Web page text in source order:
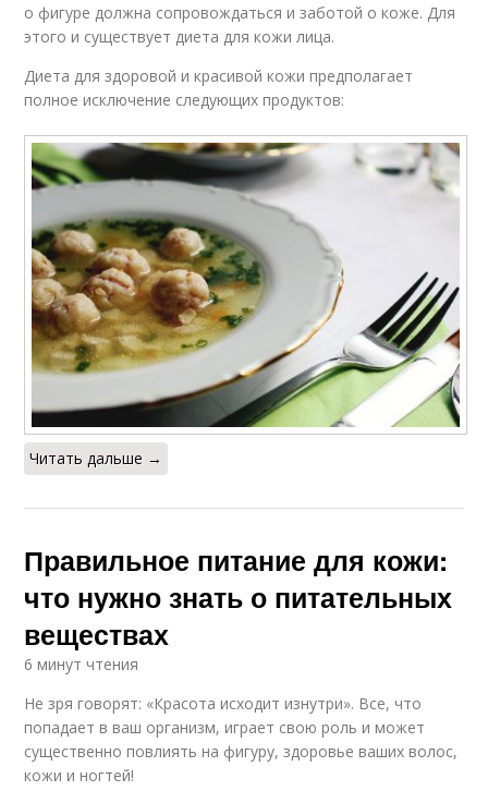
о фигуре должна сопровождаться и заботой о коже. Для
этого и существует диета для кожи лица.
Диета для здоровой и красивой кожи предполагает
полное исключение следующих продуктов:
Читать дальше →
Правильное питание для кожи:
что нужно знать о питательных
веществах
6 минут чтения
Не зря говорят: «Красота исходит изнутри». Все, что
попадает в ваш организм, играет свою роль и может
существенно повлиять на фигуру, здоровье ваших волос,
кожи и ногтей! ⁠